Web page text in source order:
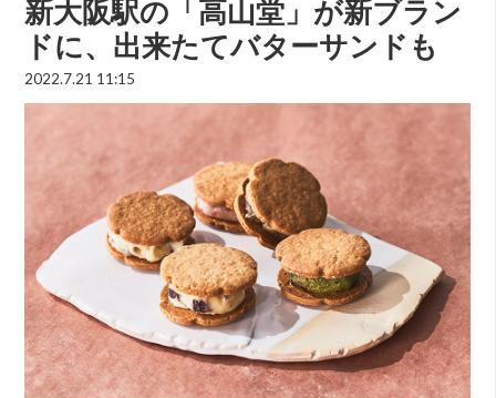
新大阪駅の「高山堂」が新ブラン
ドに、出来たてバターサンドも
2022.7.21 11:15